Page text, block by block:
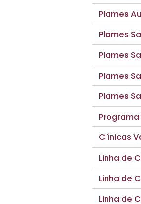
Plames
Plames
Plames
Plames
Plames
Clínicas
Linha de
Linha de
Linha de